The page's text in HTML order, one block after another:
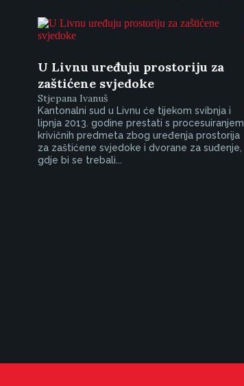
U Livnu uređuju prostoriju za
zaštićene svjedoke
Stjepana Ivanuš
Kantonalni sud u Livnu će tijekom svibnja i
lipnja 2013. godine prestati s procesuiranjem
krivičnih predmeta zbog uređenja prostorija
za zaštićene svjedoke i dvorane za suđenje,
gdje bi se trebali...